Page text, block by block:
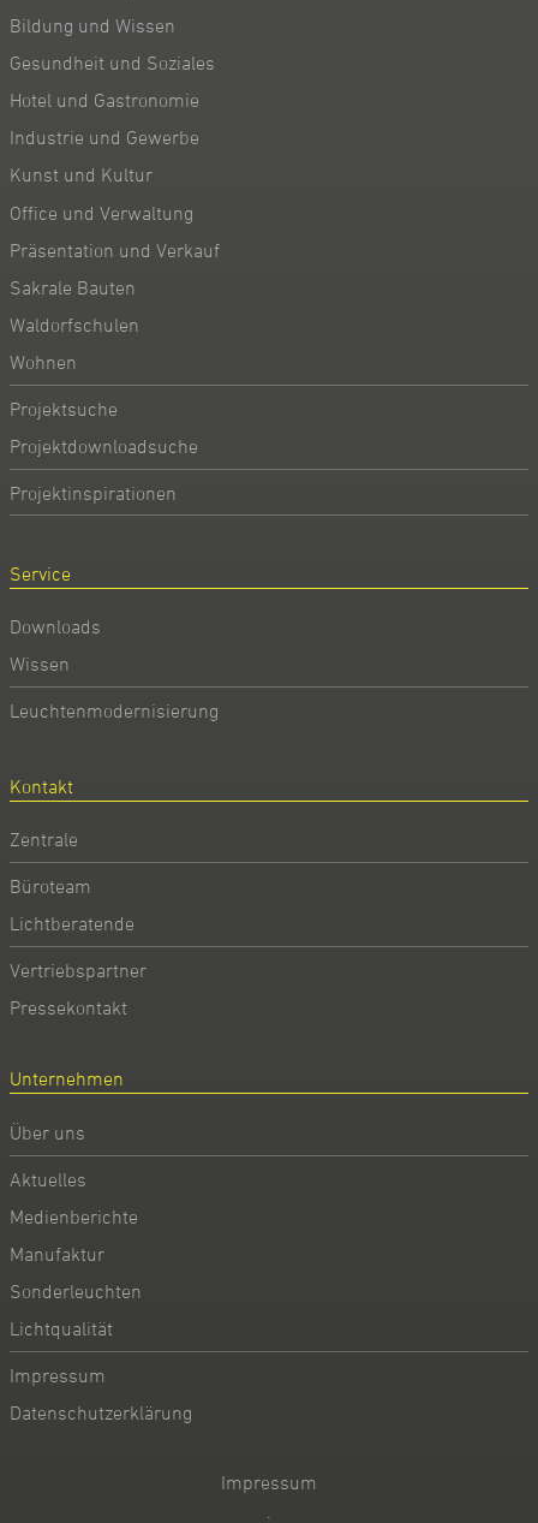
Bildung und Wissen
Gesundheit und Soziales
Hotel und Gastronomie
Industrie und Gewerbe
Kunst und Kultur
Office und Verwaltung
Präsentation und Verkauf
Sakrale Bauten
Waldorfschulen
Wohnen
Projektsuche
Projektdownloadsuche
Projektinspirationen
Service
Downloads
Wissen
Leuchtenmodernisierung
Kontakt
Zentrale
Büroteam
Lichtberatende
Vertriebspartner
Pressekontakt
Unternehmen
Über uns
Aktuelles
Medienberichte
Manufaktur
Sonderleuchten
Lichtqualität
Impressum
Datenschutzerklärung
Impressum
·